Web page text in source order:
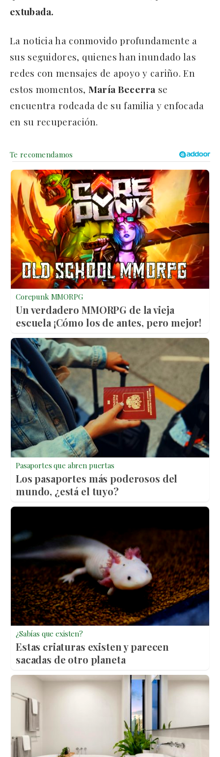
extubada.
La noticia ha conmovido profundamente a
sus seguidores, quienes han inundado las
redes con mensajes de apoyo y cariño. En
estos momentos, María Becerra se
encuentra rodeada de su familia y enfocada
en su recuperación.
Corepunk MMORPG
Un verdadero MMORPG de la vieja
escuela ¡Cómo los de antes, pero mejor!
Pasaportes que abren puertas
Los pasaportes más poderosos del
mundo, ¿está el tuyo?
¿Sabías que existen?
Estas criaturas existen y parecen
sacadas de otro planeta